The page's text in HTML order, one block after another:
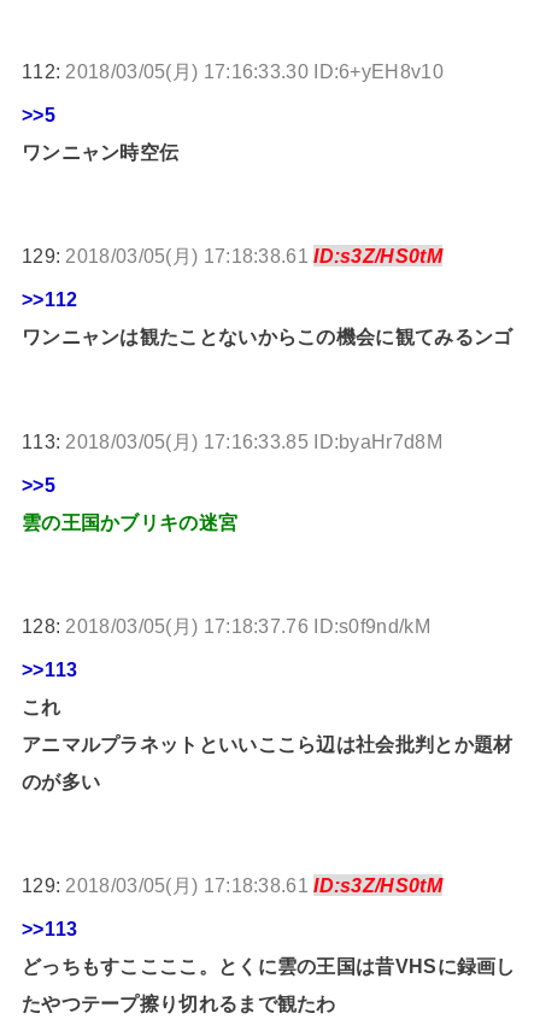
112: 2018/03/05(月) 17:16:33.30 ID:6+yEH8v10
>>5
ワンニャン時空伝
129: 2018/03/05(月) 17:18:38.61ID:s3Z/HS0tM
>>112
ワンニャンは観たことないからこの機会に観てみるンゴ
113: 2018/03/05(月) 17:16:33.85 ID:byaHr7d8M
>>5
雲の王国かブリキの迷宮
128: 2018/03/05(月) 17:18:37.76 ID:s0f9nd/kM
>>113
これ
アニマルプラネットといいここら辺は社会批判とか題材
のが多い
129: 2018/03/05(月) 17:18:38.61ID:s3Z/HS0tM
>>113
どっちもすここここ。とくに雲の王国は昔VHSに録画し
たやつテープ擦り切れるまで観たわ